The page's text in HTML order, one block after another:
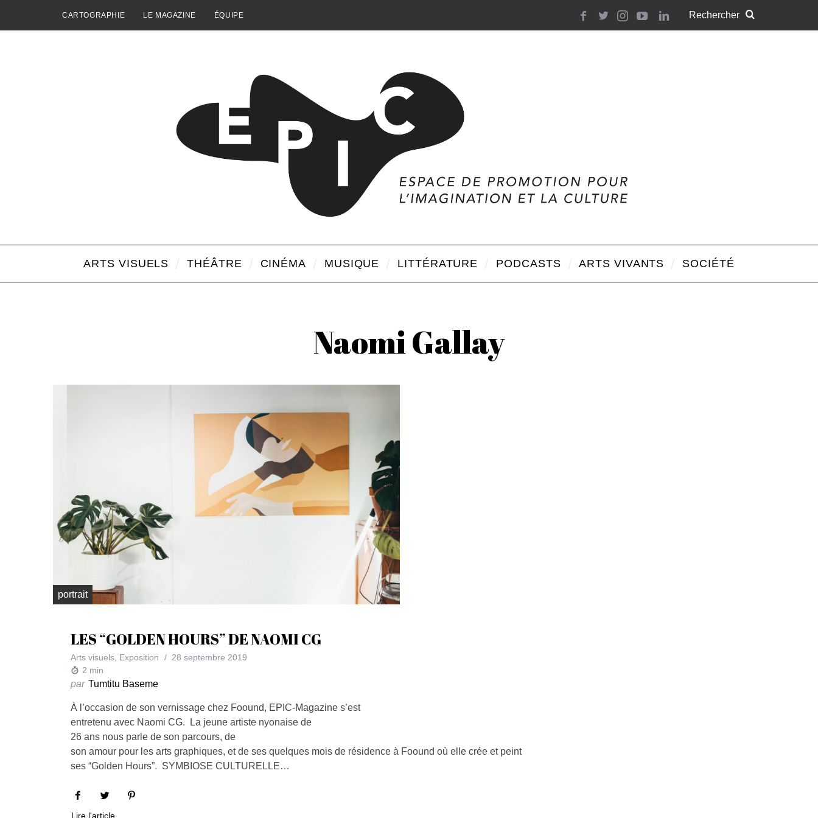
CARTOGRAPHIE LE MAGAZINE ÉQUIPE
ARTS VISUELS THÉÂTRE CINÉMA MUSIQUE LITTÉRATURE PODCASTS ARTS VIVANTS SOCIÉTÉ
Naomi Gallay
portrait
LES “GOLDEN HOURS” DE NAOMI CG
Arts visuels, Exposition
28 septembre 2019
2 min
par Tumtitu Baseme
À l’occasion de son vernissage chez Foound, EPIC-Magazine s’est
entretenu avec Naomi CG. La jeune artiste nyonaise de
26 ans nous parle de son parcours, de
son amour pour les arts graphiques, et de ses quelques mois de résidence à Foound où elle crée et peint
ses “Golden Hours”. SYMBIOSE CULTURELLE…
Lire l'article